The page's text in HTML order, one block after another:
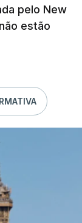
pelo New
estão